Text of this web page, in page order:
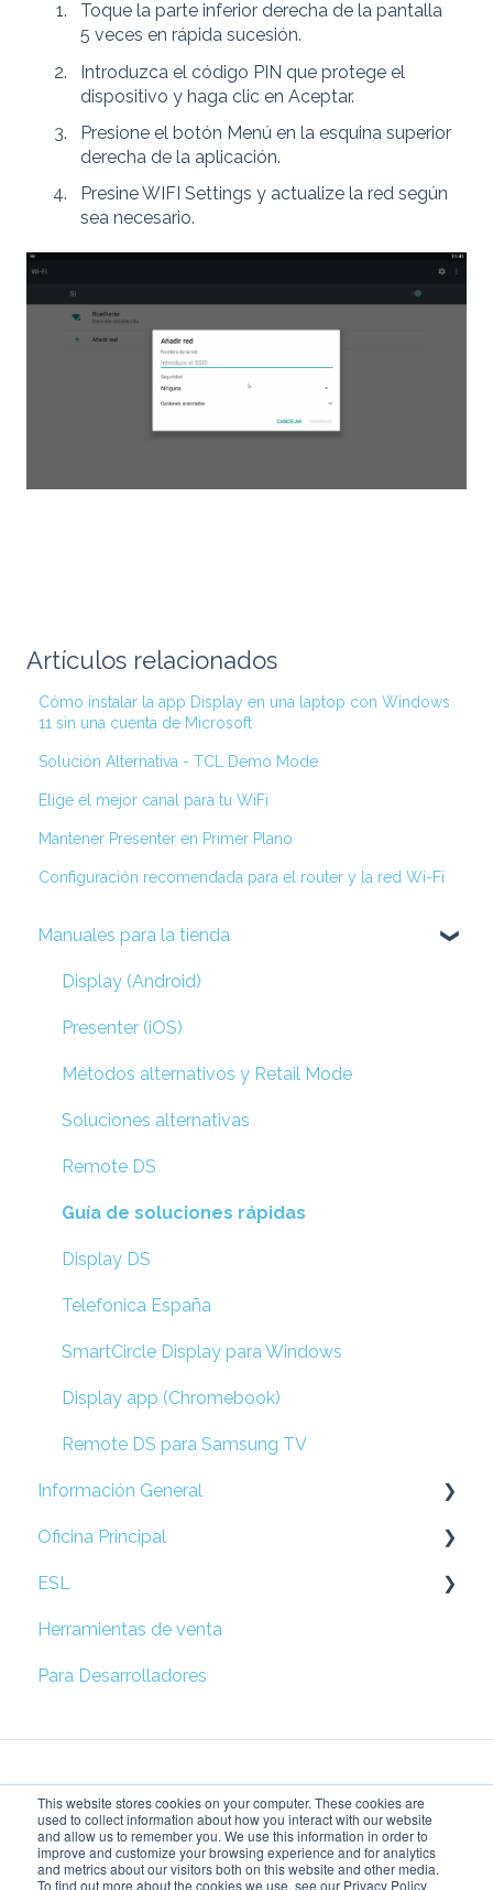
This website stores cookies on your computer. These cookies are
used to collect information about how you interact with our website
and allow us to remember you. We use this information in order to
improve and customize your browsing experience and for analytics
and metrics about our visitors both on this website and other media.
To find out more about the cookies we use, see our Privacy Policy
Toque la parte inferior derecha de la pantalla
5 veces en rápida sucesión.
Introduzca el código PIN que protege el
dispositivo y haga clic en Aceptar.
Presione el botón Menú en la esquina superior
derecha de la aplicación.
Presine WIFI Settings y actualize la red según
sea necesario.
Artículos relacionados
Cómo instalar la app Display en una laptop con Windows
11 sin una cuenta de Microsoft
Solución Alternativa - TCL Demo Mode
Elige el mejor canal para tu WiFi
Mantener Presenter en Primer Plano
Configuración recomendada para el router y la red Wi-Fi
Manuales para la tienda
Display (Android)
Presenter (iOS)
Métodos alternativos y Retail Mode
Soluciones alternativas
Remote DS
Guía de soluciones rápidas
Display DS
Telefonica España
SmartCircle Display para Windows
Display app (Chromebook)
Remote DS para Samsung TV
Información General
Preguntas Frecuentes
Oficina Principal
Prepare su Red
Configuración de Locación
Campañas
Configuración de Accesos
Price Tag Manager
ESL
Esl
Herramientas de venta
Para Desarrolladores
Dando vida a tu visión
Copyright © 2026,